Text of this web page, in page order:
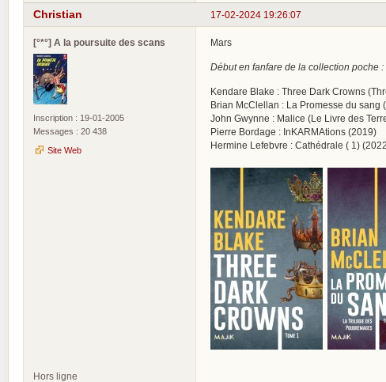
17-02-2024 19:26:07
Christian
[°*°] A la poursuite des scans
Inscription : 19-01-2005
Messages : 20 438
Site Web
Mars
Début en fanfare de la collection poche :
Kendare Blake : Three Dark Crowns
Brian McClellan : La Promesse du
John Gwynne : Malice (Le Livre des
Pierre Bordage : InKARMAtions (2019)
Hermine Lefebvre : Cathédrale ( 1)
Hors ligne